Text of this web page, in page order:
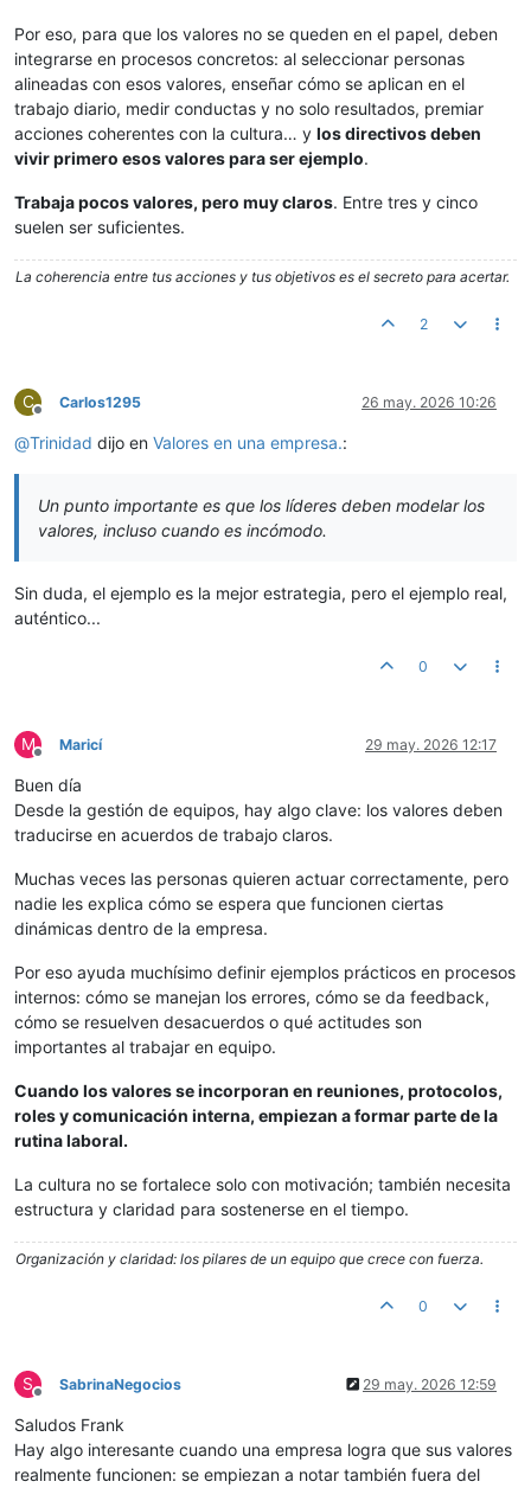
Por eso, para que los valores no se queden en el papel, deben
integrarse en procesos concretos: al seleccionar personas
alineadas con esos valores, enseñar cómo se aplican en el
trabajo diario, medir conductas y no solo resultados, premiar
acciones coherentes con la cultura… y los directivos deben
vivir primero esos valores para ser ejemplo.
Trabaja pocos valores, pero muy claros. Entre tres y cinco
suelen ser suficientes.
La coherencia entre tus acciones y tus objetivos es el secreto para acertar.
2
C
Desconectado
Carlos1295 26 may. 2026 10:26
@Trinidad dijo en Valores en una empresa.:
Un punto importante es que los líderes deben modelar los
valores, incluso cuando es incómodo.
Sin duda, el ejemplo es la mejor estrategia, pero el ejemplo real,
auténtico...
0
M
Desconectado
Maricí 29 may. 2026 12:17
Buen día
Desde la gestión de equipos, hay algo clave: los valores deben
traducirse en acuerdos de trabajo claros.
Muchas veces las personas quieren actuar correctamente, pero
nadie les explica cómo se espera que funcionen ciertas
dinámicas dentro de la empresa.
Por eso ayuda muchísimo definir ejemplos prácticos en procesos
internos: cómo se manejan los errores, cómo se da feedback,
cómo se resuelven desacuerdos o qué actitudes son
importantes al trabajar en equipo.
Cuando los valores se incorporan en reuniones, protocolos,
roles y comunicación interna, empiezan a formar parte de la
rutina laboral.
La cultura no se fortalece solo con motivación; también necesita
estructura y claridad para sostenerse en el tiempo.
Organización y claridad: los pilares de un equipo que crece con fuerza.
0
S
Desconectado
SabrinaNegocios 29 may. 2026 12:59
Saludos Frank
Hay algo interesante cuando una empresa logra que sus valores
realmente funcionen: se empiezan a notar también fuera del